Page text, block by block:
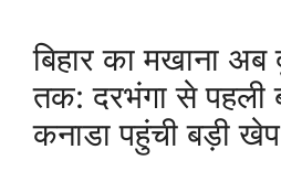
बिहार का मखाना अब
तक: दरभंगा से पहली
कनाडा पहुंची बड़ी खेप